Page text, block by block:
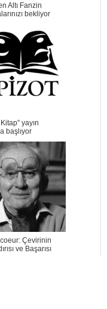
Altı Fanzin
bekliyor
yayın
başlıyor
Çevirinin
ve Başarısı